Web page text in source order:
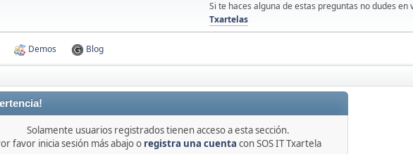
Si te haces alguna de estas preguntas no dudes en
Txartelas
Demos Blog
Solamente usuarios registrados tienen acceso a esta sección.
favor inicia sesión más abajo o registra una cuenta con SOS IT Txartela